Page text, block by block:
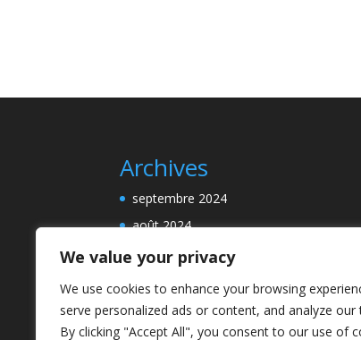
We value your privacy
We use cookies to enhance your browsing
serve personalized ads or content, and analyze our
By clicking "Accept All", you consent to our use of
Archives
septembre 2024
août 2024
Categories
En savoir plus!